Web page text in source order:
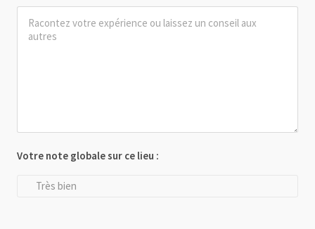
Votre note globale sur ce lieu :
Très bien